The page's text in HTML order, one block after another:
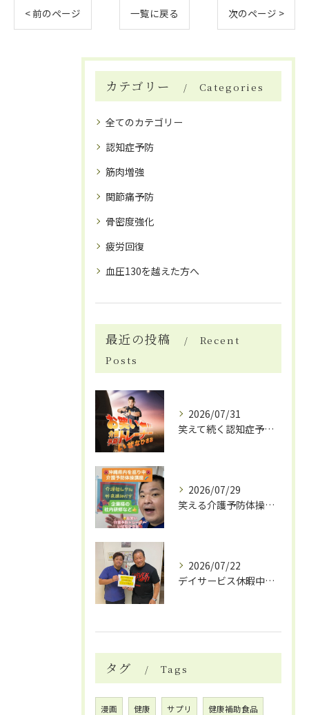
< 前のページ 一覧に戻る 次のページ >
カテゴリー Categories
全てのカテゴリー
認知症予防
筋肉増強
関節痛予防
骨密度強化
疲労回復
血圧130を越えた方へ
最近の投稿
Recent
Posts
2026/07/31
笑えて続く認知症予防体操
2026/07/29
笑える介護予防体操で笑いと健康効果
2026/07/22
デイサービス休暇中の自費リハビリ活用法
タグ Tags
漫画 健康 サプリ 健康補助食品